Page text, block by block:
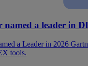
named a leader in
a Leader in 2026
tools.